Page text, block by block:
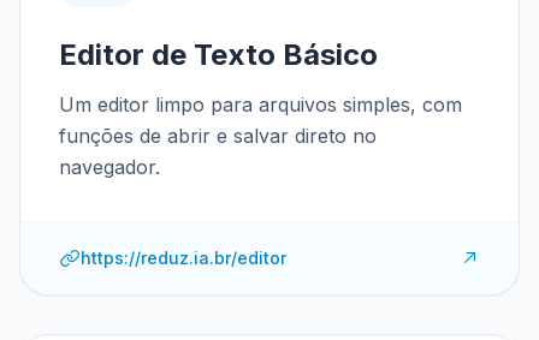
Editor de Texto Básico
Um editor limpo para arquivos simples, com
funções de abrir e salvar direto no
navegador.
https://reduz.ia.br/editor